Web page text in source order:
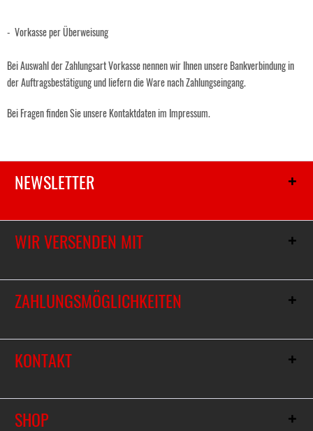
- Vorkasse per Überweisung
Bei Auswahl der Zahlungsart Vorkasse nennen wir Ihnen unsere Bankverbindung in
der Auftragsbestätigung und liefern die Ware nach Zahlungseingang.
Bei Fragen finden Sie unsere Kontaktdaten im Impressum.
NEWSLETTER
WIR VERSENDEN MIT
ZAHLUNGSMÖGLICHKEITEN
KONTAKT
SHOP